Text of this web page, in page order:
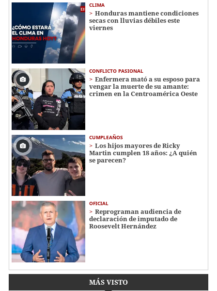
CLIMA
Honduras mantiene condiciones
secas con lluvias débiles este
viernes
CONFLICTO PASIONAL
Enfermera mató a su esposo para
vengar la muerte de su amante:
crimen en la Centroamérica Oeste
CUMPLEAÑOS
Los hijos mayores de Ricky
Martin cumplen 18 años: ¿A quién
se parecen?
OFICIAL
Reprograman audiencia de
declaración de imputado de
Roosevelt Hernández
MÁS VISTO